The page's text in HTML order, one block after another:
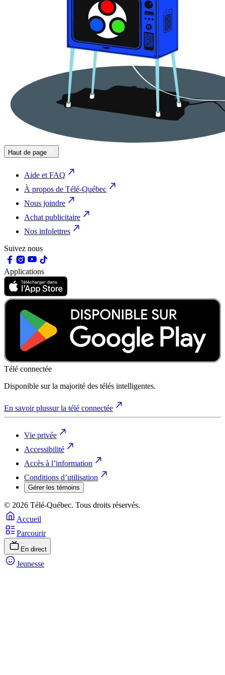
Haut de page
Aide et FAQ
À propos de Télé-Québec
Nous joindre
Achat publicitaire
Nos infolettres
Suivez nous
Applications
Télé connectée
Disponible sur la majorité des télés intelligentes.
En savoir plussur la télé connectée
Vie privée
Accessibilité
Accès à l’information
Conditions d’utilisation
Gérer les témoins
© 2026 Télé-Québec. Tous droits réservés.
Accueil
Parcourir
En direct
Jeunesse